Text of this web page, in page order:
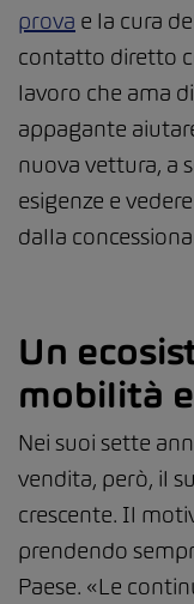
prova e la cura
contatto diretto
lavoro che ama
appagante
nuova vettura, a
esigenze e
dalla
Un
mobilità
Nei suoi sette
vendita, però, il
crescente. Il
prendendo
Paese. «Le